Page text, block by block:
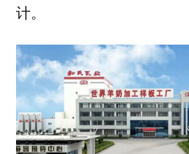
计。